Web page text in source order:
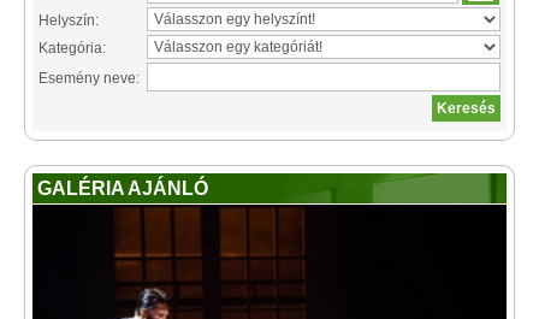
Helyszín:
Kategória:
Esemény neve:
GALÉRIA AJÁNLÓ